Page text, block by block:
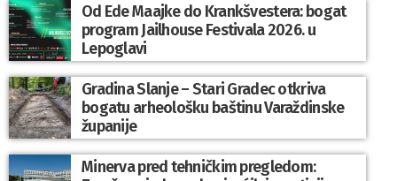
Od Ede Maajke do Krankšvestera: bogat
program Jailhouse Festivala 2026. u
Lepoglavi
Gradina Slanje – Stari Gradec otkriva
bogatu arheološku baštinu Varaždinske
županije
Minerva pred tehničkim pregledom: